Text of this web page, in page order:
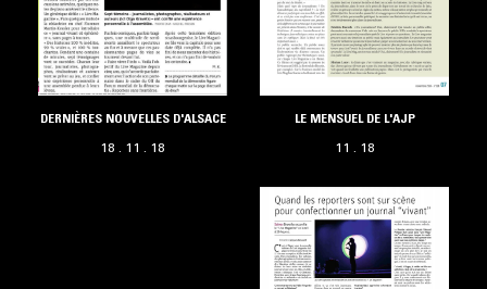
DERNIÈRES NOUVELLES D'ALSACE
18 . 11 . 18
LE MENSUEL DE L'AJP
11 . 18